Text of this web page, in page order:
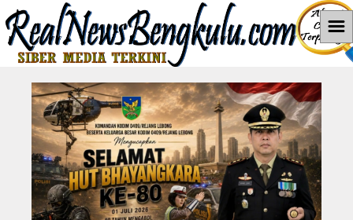
Home
News
Hukum dan Kriminal
Politik
Pendidikan
☰